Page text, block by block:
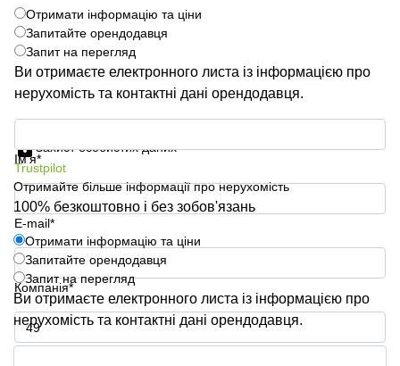
Отримати інформацію та ціни
Запитайте орендодавця
Запит на перегляд
Ви отримаєте електронного листа із інформацією про
нерухомість та контактні дані орендодавця.
Ім'я*
E-mail*
Компанія*
Номер телефону*
Захист особистих даних
Trustpilot
Отримайте більше інформації про нерухомість
100% безкоштовно і без зобов'язань
Отримати інформацію та ціни
Запитайте орендодавця
Запит на перегляд
Ви отримаєте електронного листа із інформацією про
нерухомість та контактні дані орендодавця.